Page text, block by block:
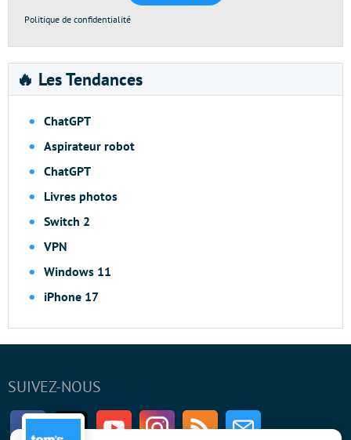
Politique de confidentialité
🔥 Les Tendances
ChatGPT
Aspirateur robot
ChatGPT
Livres photos
Switch 2
VPN
Windows 11
iPhone 17
SUIVEZ-NOUS
FacebookTwitter Youtube InstagramRSS Newsletter